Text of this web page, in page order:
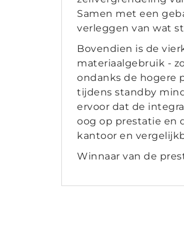
Samen met een
verleggen van wat
Bovendien is de
materiaalgebruik -
ondanks de hogere
tijdens standby
ervoor dat de
oog op prestatie en
kantoor en
Winnaar van de